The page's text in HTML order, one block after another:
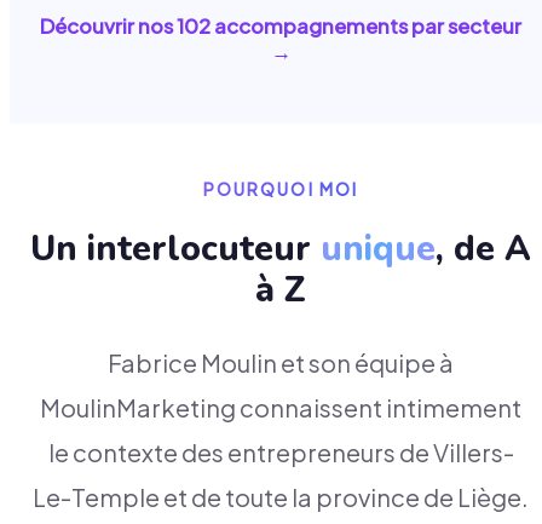
Découvrir nos102accompagnements par secteur
→
POURQUOI MOI
Un interlocuteur unique, de A
à Z
Fabrice Moulin et son équipe à
MoulinMarketing connaissent intimement
le contexte des entrepreneurs de Villers-
Le-Temple et de toute la province de Liège.